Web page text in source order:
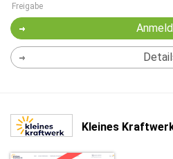
Freigabe
Kleines